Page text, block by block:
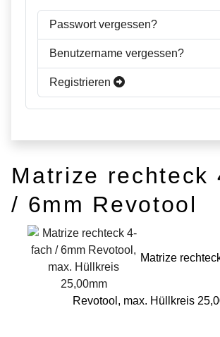
Passwort vergessen?
Benutzername vergessen?
Registrieren
Matrize rechteck
/ 6mm Revotool
Matrize
Revotool, max. Hüllkreis